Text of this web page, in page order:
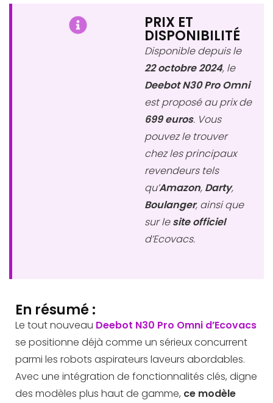
PRIX ET
DISPONIBILITÉ
Disponible depuis le
22 octobre 2024, le
Deebot N30 Pro Omni
est proposé au prix de
699 euros. Vous
pouvez le trouver
chez les principaux
revendeurs tels
qu’Amazon, Darty,
Boulanger, ainsi que
sur lesite officiel
d’Ecovacs.
En résumé :
Le tout nouveau Deebot N30 Pro Omni d’Ecovacs
se positionne déjà comme un sérieux concurrent
parmi les robots aspirateurs laveurs abordables.
Avec une intégration de fonctionnalités clés, digne
des modèles plus haut de gamme, ce modèle